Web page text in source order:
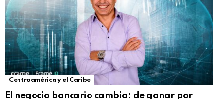
Centroamérica y el Caribe
El negocio bancario cambia: de ganar por